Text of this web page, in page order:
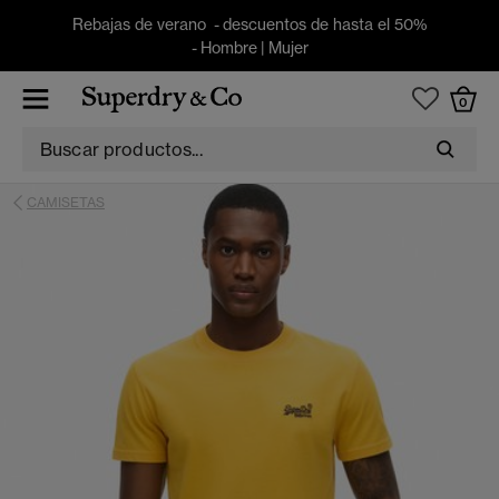
Rebajas de verano - descuentos de hasta el 50%
- Hombre| Mujer
0
CAMISETAS